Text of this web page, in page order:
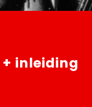
+ inleiding